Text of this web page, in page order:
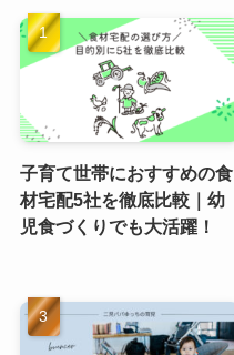
子育て世帯におすすめの食
材宅配5社を徹底比較｜幼
児食づくりでも大活躍！